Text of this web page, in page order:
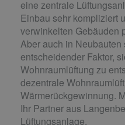
eine zentrale
Einbau sehr kompliziert
verwinkelten Gebäuden
Aber auch in
entscheidender Faktor,
Wohnraumlüftung zu
dezentrale
Wärmerückgewinnung.
Ihr Partner aus
Lüftungsanlage.